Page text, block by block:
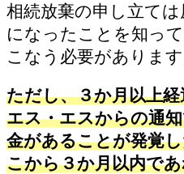
相続放棄の申し立て
になったことを知っ
こなう必要があります
ただし、３か月以上
エス・エスからの通
金があることが発覚
こから３か月以内で